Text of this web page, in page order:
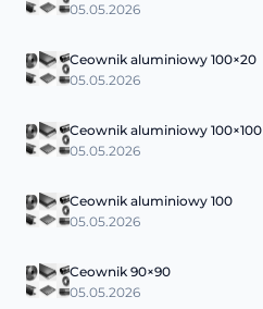
05.05.2026
Ceownik aluminiowy 100×20
05.05.2026
Ceownik aluminiowy 100×100
05.05.2026
Ceownik aluminiowy 100
05.05.2026
Ceownik 90×90
05.05.2026